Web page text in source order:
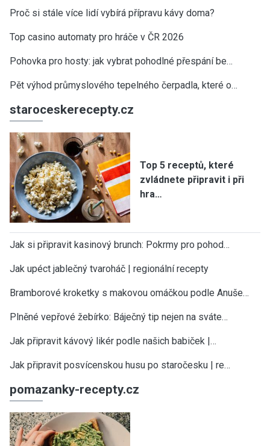
Proč si stále více lidí vybírá přípravu kávy doma?
Top casino automaty pro hráče v ČR 2026
Pohovka pro hosty: jak vybrat pohodlné přespání be…
Pět výhod průmyslového tepelného čerpadla, které o…
staroceskerecepty.cz
Top 5 receptů, které
zvládnete připravit i při
hra…
Jak si připravit kasinový brunch: Pokrmy pro pohod…
Jak upéct jablečný tvaroháč | regionální recepty
Bramborové kroketky s makovou omáčkou podle Anuše…
Plněné vepřové žebírko: Báječný tip nejen na sváte…
Jak připravit kávový likér podle našich babiček |…
Jak připravit posvícenskou husu po staročesku | re…
pomazanky-recepty.cz